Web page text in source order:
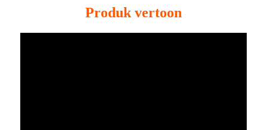
Produk vertoon